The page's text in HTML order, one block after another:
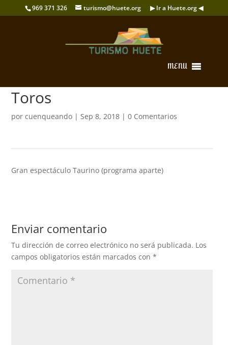
969 371 326 turismo@huete.org ▶ Ir a Huete.org ◀
MENU
Toros
porcuenqueando |Sep 8, 2018 |0 Comentarios
Gran espectáculo Taurino (programa aparte)
Enviar comentario
Tu dirección de correo electrónico no será publicada. Los
campos obligatorios están marcados con*